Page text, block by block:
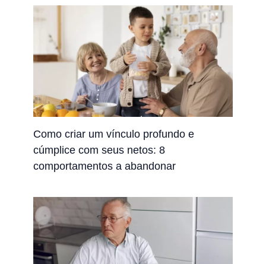
Como criar um vínculo profundo e
cúmplice com seus netos: 8
comportamentos a abandonar